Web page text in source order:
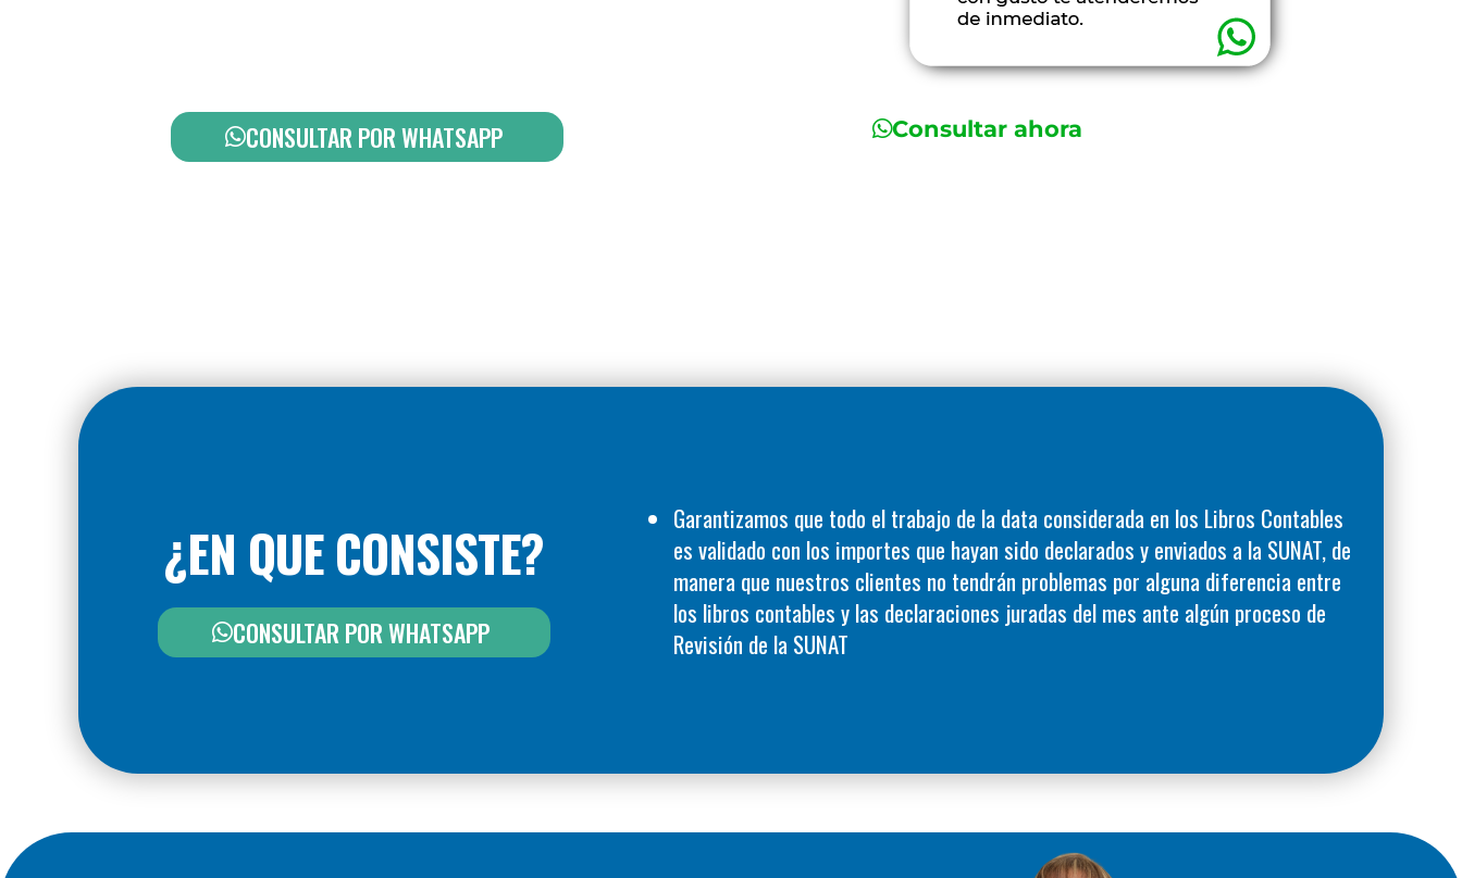
CONSULTAR POR WHATSAPP Consultar ahora
¿EN QUE CONSISTE?
CONSULTAR POR WHATSAPP
Garantizamos que todo el trabajo de la data considerada en los Libros Contables
es validado con los importes que hayan sido declarados y enviados a la SUNAT, de
manera que nuestros clientes no tendrán problemas por alguna diferencia entre
los libros contables y las declaraciones juradas del mes ante algún proceso de
Revisión de la SUNAT